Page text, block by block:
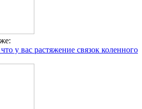
у вас растяжение связок коленного